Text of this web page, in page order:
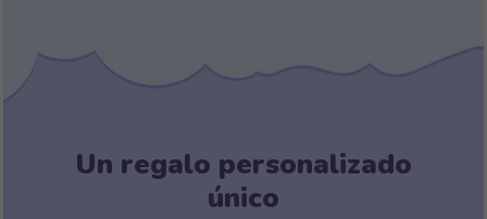
Un regalo personalizado
único